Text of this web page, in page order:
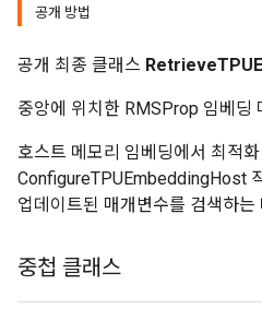
공개 방법
공개 최종 클래스
중앙에 위치한 RMSProp 임베딩
호스트 메모리 임베딩에서 최적
ConfigureTPUEmbeddingHost
업데이트된 매개변수를 검색하는
중첩 클래스